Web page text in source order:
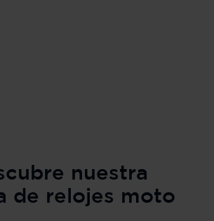
nuestra
de relojes moto